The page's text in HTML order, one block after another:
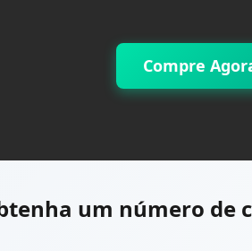
Compre
um número de